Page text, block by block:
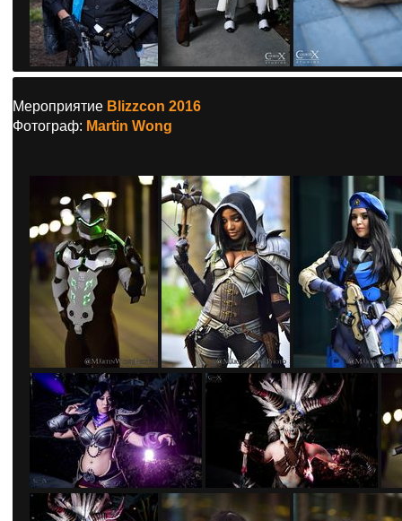
Мероприятие Blizzcon 2016
Фотограф: Martin Wong